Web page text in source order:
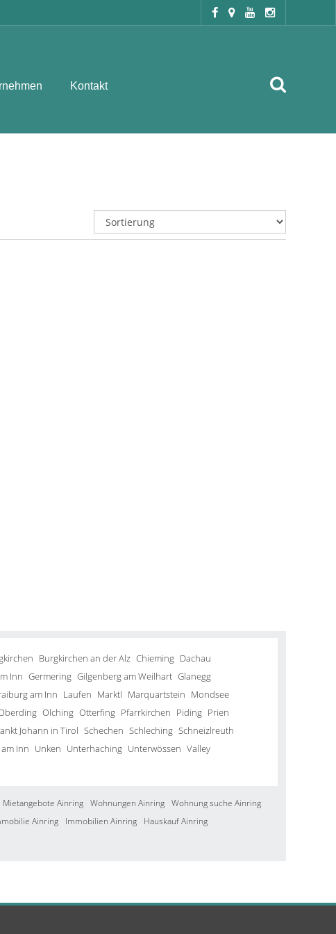
Kontakt
Burgkirchen an der Alz Chieming Dachau
Inn Germering Gilgenberg am Weilhart Glanegg
am Inn Laufen Marktl Marquartstein Mondsee
Olching Otterfing Pfarrkirchen Piding Prien
Johann in Tirol Schechen Schleching Schneizlreuth
Inn Unken Unterhaching Unterwössen Valley
Mietangebote Ainring Wohnungen Ainring Wohnung suche Ainring
Ainring Immobilien Ainring
Hauskauf Ainring